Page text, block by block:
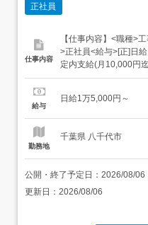
正社員
仕事内容
【仕事内容】<職種>
>正社員<給与>[正]日
定内支給(月10,000円
およそ33万~40万円
なります。・契約社員
給与
日給1万5,000円～
勤務地
千葉県 八千代市
公開・終了予定日： 2026/08/06
更新日： 2026/08/06